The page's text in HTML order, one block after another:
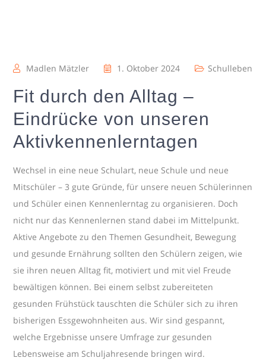
Madlen Mätzler 1. Oktober 2024 Schulleben
Fit durch den Alltag –
Eindrücke von unseren
Aktivkennenlerntagen
Wechsel in eine neue Schulart, neue Schule und neue
Mitschüler – 3 gute Gründe, für unsere neuen Schülerinnen
und Schüler einen Kennenlerntag zu organisieren. Doch
nicht nur das Kennenlernen stand dabei im Mittelpunkt.
Aktive Angebote zu den Themen Gesundheit, Bewegung
und gesunde Ernährung sollten den Schülern zeigen, wie
sie ihren neuen Alltag fit, motiviert und mit viel Freude
bewältigen können. Bei einem selbst zubereiteten
gesunden Frühstück tauschten die Schüler sich zu ihren
bisherigen Essgewohnheiten aus. Wir sind gespannt,
welche Ergebnisse unsere Umfrage zur gesunden
Lebensweise am Schuljahresende bringen wird.